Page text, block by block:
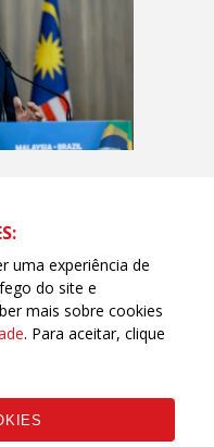
uma
uma experiência de
do site e
mais sobre cookies
. Para aceitar, clique